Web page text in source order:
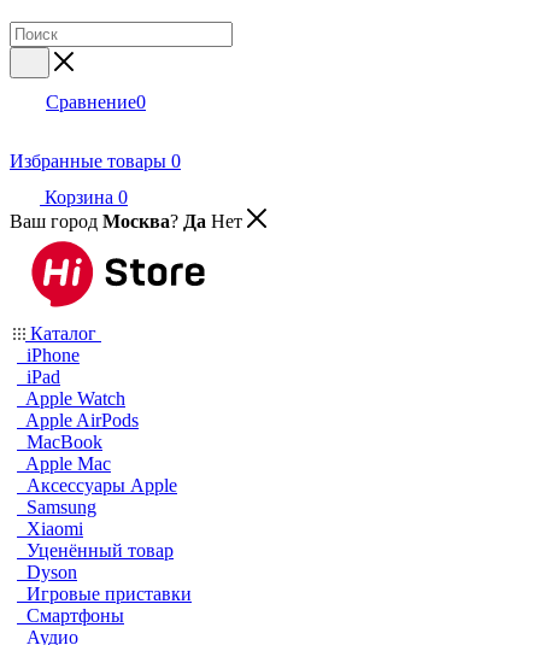
Сравнение0
Избранные товары 0
Корзина 0
Ваш город Москва? Да Нет
Каталог
iPhone
iPad
Apple Watch
Apple AirPods
MacBook
Apple Mac
Аксессуары Apple
Samsung
Xiaomi
Уценённый товар
Dyson
Игровые приставки
Смартфоны
Аудио